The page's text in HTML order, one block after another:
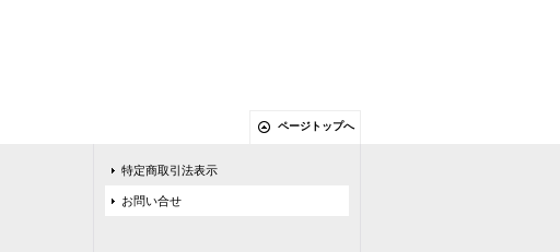
ページトップへ
特定商取引法表示
お問い合せ